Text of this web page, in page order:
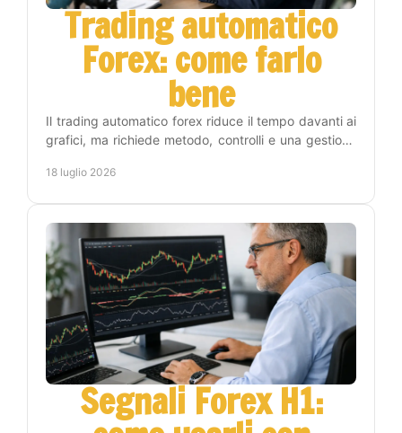
Trading automatico
Forex: come farlo
bene
Il trading automatico forex riduce il tempo davanti ai
grafici, ma richiede metodo, controlli e una gestione
18 luglio 2026
Segnali Forex H1: